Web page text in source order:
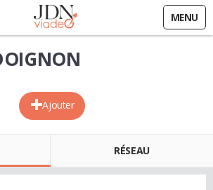
MENU
Ajouter
RÉSEAU